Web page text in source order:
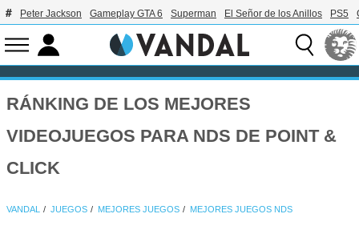
Peter Jackson Gameplay GTA 6 Superman El Señor de los Anillos PS5
RÁNKING DE LOS MEJORES
VIDEOJUEGOS PARA NDS DE POINT &
CLICK
VANDAL JUEGOS MEJORES JUEGOS MEJORES JUEGOS NDS